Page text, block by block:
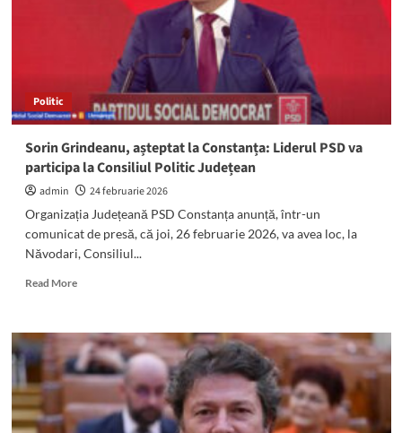
Constanța,
moment
reașezare,
disciplină
construcție
Politic
Sorin Grindeanu, așteptat la Constanța: Liderul PSD va
participa la Consiliul Politic Județean
admin
24 februarie 2026
Organizația Județeană PSD Constanța anunță, într-un
comunicat de presă, că joi, 26 februarie 2026, va avea loc, la
Năvodari, Consiliul...
Read MoreRead
Sorin
Grindeanu,
așteptat
la
Constanța:
Liderul